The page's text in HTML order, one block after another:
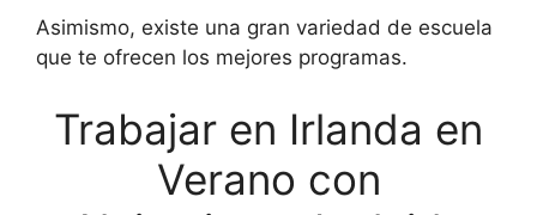
Asimismo, existe una gran variedad de escuela
que te ofrecen los mejores programas.
Trabajar en Irlanda en
Verano con